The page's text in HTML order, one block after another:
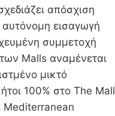
απόσχιση
εισαγωγή
συμμετοχή
Malls αναμένεται
μικτό
100% στο The Mall
Mediterranean